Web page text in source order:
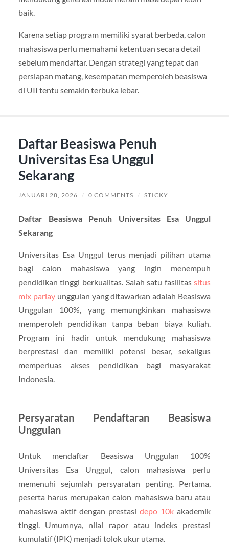
baik.
Karena setiap program memiliki syarat berbeda, calon
mahasiswa perlu memahami ketentuan secara detail
sebelum mendaftar. Dengan strategi yang tepat dan
persiapan matang, kesempatan memperoleh beasiswa
di UII tentu semakin terbuka lebar.
Daftar Beasiswa Penuh
Universitas Esa Unggul
Sekarang
JANUARI 28, 2026 / 0 COMMENTS / STICKY
Daftar Beasiswa Penuh Universitas Esa Unggul
Sekarang
Universitas Esa Unggul terus menjadi pilihan utama
bagi calon mahasiswa yang ingin menempuh
pendidikan tinggi berkualitas. Salah satu fasilitassitus
mix parlayunggulan yang ditawarkan adalah Beasiswa
Unggulan 100%, yang memungkinkan mahasiswa
memperoleh pendidikan tanpa beban biaya kuliah.
Program ini hadir untuk mendukung mahasiswa
berprestasi dan memiliki potensi besar, sekaligus
memperluas akses pendidikan bagi masyarakat
Indonesia.
Persyaratan Pendaftaran Beasiswa
Unggulan
Untuk mendaftar Beasiswa Unggulan 100%
Universitas Esa Unggul, calon mahasiswa perlu
memenuhi sejumlah persyaratan penting. Pertama,
peserta harus merupakan calon mahasiswa baru atau
mahasiswa aktif dengan prestasidepo 10k akademik
tinggi. Umumnya, nilai rapor atau indeks prestasi
kumulatif (IPK) menjadi tolok ukur utama.